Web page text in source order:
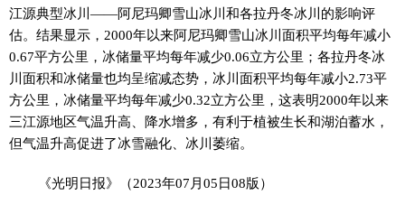
江源典型冰川——阿尼玛卿雪山冰川和各拉丹冬冰川的影响评
估。结果显示，2000年以来阿尼玛卿雪山冰川面积平均每年减小
0.67平方公里，冰储量平均每年减少0.06立方公里；各拉丹冬冰
川面积和冰储量也均呈缩减态势，冰川面积平均每年减小2.73平
方公里，冰储量平均每年减少0.32立方公里，这表明2000年以来
三江源地区气温升高、降水增多，有利于植被生长和湖泊蓄水，
但气温升高促进了冰雪融化、冰川萎缩。
《光明日报》（2023年07月05日08版）